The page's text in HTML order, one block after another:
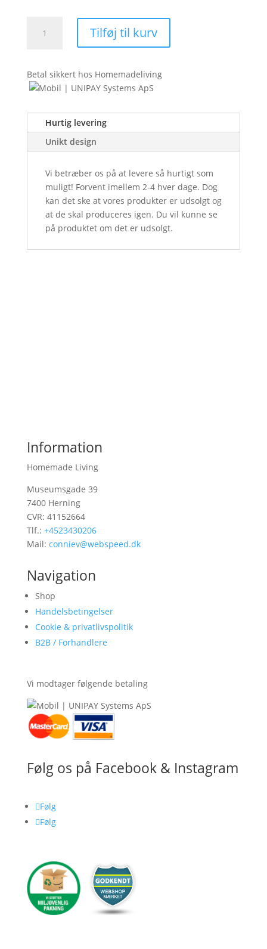
Noder
Tilføj til kurv
Betal sikkert hos Homemadeliving
Hurtig levering
Unikt design
Vi betræber os på at levere så hurtigt som
muligt! Forvent imellem 2-4 hver dage. Dog
kan det ske at vores produkter er udsolgt og
at de skal produceres igen. Du vil kunne se
på produktet om det er udsolgt.
Information
Homemade Living
Museumsgade 39
7400 Herning
CVR: 41152664
Tlf.: +4523430206
Mail: conniev@webspeed.dk
Navigation
Shop
Handelsbetingelser
Cookie & privatlivspolitik
B2B / Forhandlere
Vi modtager følgende betaling
Følg os på Facebook & Instagram
Følg
Følg